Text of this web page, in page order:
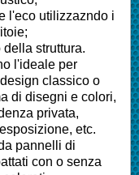
l'eco utilizzazndo i
struttura.
l'ideale per
classico o
di disegni e colori,
privata,
etc.
pannelli di
con o senza